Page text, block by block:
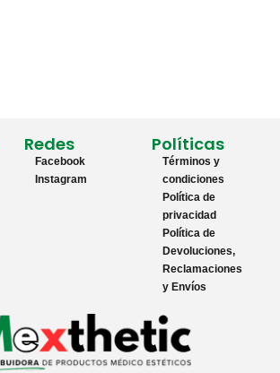
Redes
Facebook
Instagram
Políticas
Términos y
condiciones
Política de
privacidad
Política de
Devoluciones,
Reclamaciones
y Envíos